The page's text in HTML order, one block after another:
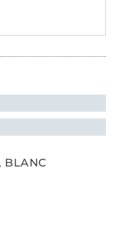
BLANC